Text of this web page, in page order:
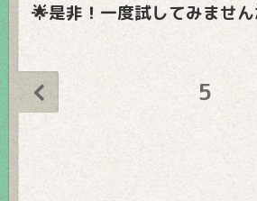
🌟是非！一度試してみませ
5